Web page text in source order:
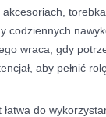
codziennych
wraca, gdy
aby pełnić
do